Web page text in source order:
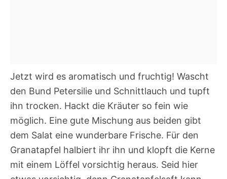
Jetzt wird es aromatisch und fruchtig! Wascht
den Bund Petersilie und Schnittlauch und tupft
ihn trocken. Hackt die Kräuter so fein wie
möglich. Eine gute Mischung aus beiden gibt
dem Salat eine wunderbare Frische. Für den
Granatapfel halbiert ihr ihn und klopft die Kerne
mit einem Löffel vorsichtig heraus. Seid hier